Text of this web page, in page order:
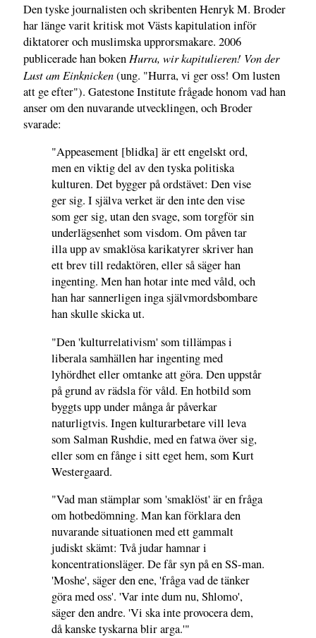
Den tyske journalisten och skribenten Henryk M. Broder
har länge varit kritisk mot Västs kapitulation inför
diktatorer och muslimska upprorsmakare. 2006
publicerade han boken Hurra, wir kapitulieren! Von der
Lust am Einknicken(ung. "Hurra, vi ger oss! Om lusten
att ge efter"). Gatestone Institute frågade honom vad han
anser om den nuvarande utvecklingen, och Broder
svarade:
"Appeasement [blidka] är ett engelskt ord,
men en viktig del av den tyska politiska
kulturen. Det bygger på ordstävet: Den vise
ger sig. I själva verket är den inte den vise
som ger sig, utan den svage, som torgför sin
underlägsenhet som visdom. Om påven tar
illa upp av smaklösa karikatyrer skriver han
ett brev till redaktören, eller så säger han
ingenting. Men han hotar inte med våld, och
han har sannerligen inga självmordsbombare
han skulle skicka ut.
"Den 'kulturrelativism' som tillämpas i
liberala samhällen har ingenting med
lyhördhet eller omtanke att göra. Den uppstår
på grund av rädsla för våld. En hotbild som
byggts upp under många år påverkar
naturligtvis. Ingen kulturarbetare vill leva
som Salman Rushdie, med en fatwa över sig,
eller som en fånge i sitt eget hem, som Kurt
Westergaard.
"Vad man stämplar som 'smaklöst' är en fråga
om hotbedömning. Man kan förklara den
nuvarande situationen med ett gammalt
judiskt skämt: Två judar hamnar i
koncentrationsläger. De får syn på en SS-man.
'Moshe', säger den ene, 'fråga vad de tänker
göra med oss'. 'Var inte dum nu, Shlomo',
säger den andre. 'Vi ska inte provocera dem,
då kanske tyskarna blir arga.'"